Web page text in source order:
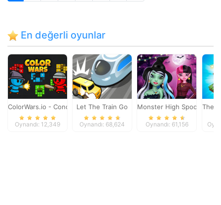
En değerli oyunlar
ColorWars.io - Conquest Game
Oynandı: 12,349
Let The Train Go
Oynandı: 68,624
Monster High Spooky
Oynandı: 61,156
The